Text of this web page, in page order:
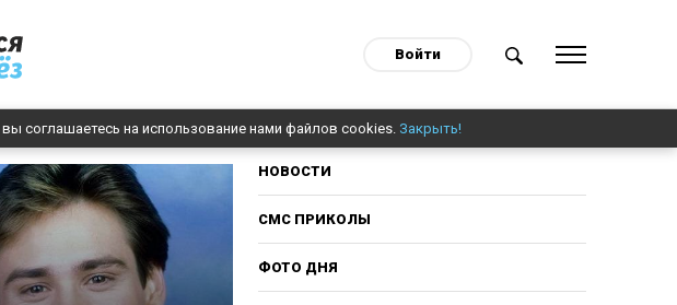
Войти
соглашаетесь на использование нами файлов cookies. Закрыть!
НОВОСТИ
СМС ПРИКОЛЫ
ФОТО ДНЯ